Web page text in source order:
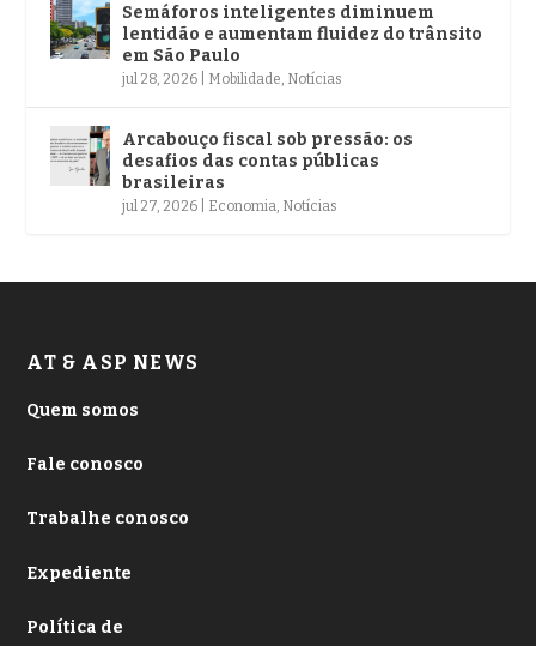
Semáforos inteligentes diminuem
lentidão e aumentam fluidez do trânsito
em São Paulo
jul 28, 2026 Mobilidade Notícias
Arcabouço fiscal sob pressão: os
desafios das contas públicas
brasileiras
jul 27, 2026 Economia Notícias
AT & ASP NEWS
Quem somos
Fale conosco
Trabalhe conosco
Expediente
Política de